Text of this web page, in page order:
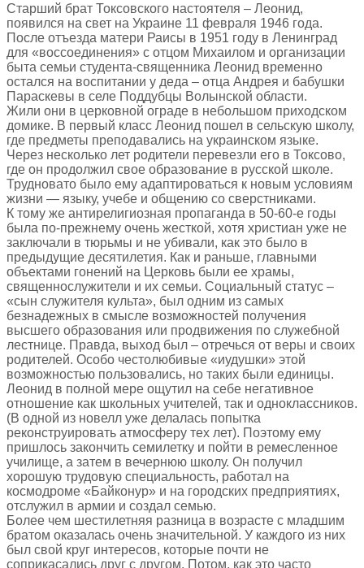
Старший брат Токсовского настоятеля – Леонид,
появился на свет на Украине 11 февраля 1946 года.
После отъезда матери Раисы в 1951 году в Ленинград
для «воссоединения» с отцом Михаилом и организации
быта семьи студента-священника Леонид временно
остался на воспитании у деда – отца Андрея и бабушки
Параскевы в селе Поддубцы Волынской области.
Жили они в церковной ограде в небольшом приходском
домике. В первый класс Леонид пошел в сельскую школу,
где предметы преподавались на украинском языке.
Через несколько лет родители перевезли его в Токсово,
где он продолжил свое образование в русской школе.
Трудновато было ему адаптироваться к новым условиям
жизни — языку, учебе и общению со сверстниками.
К тому же антирелигиозная пропаганда в 50-60-е годы
была по-прежнему очень жесткой, хотя христиан уже не
заключали в тюрьмы и не убивали, как это было в
предыдущие десятилетия. Как и раньше, главными
объектами гонений на Церковь были ее храмы,
священнослужители и их семьи. Социальный статус –
«сын служителя культа», был одним из самых
безнадежных в смысле возможностей получения
высшего образования или продвижения по служебной
лестнице. Правда, выход был – отречься от веры и своих
родителей. Особо честолюбивые «иудушки» этой
возможностью пользовались, но таких были единицы.
Леонид в полной мере ощутил на себе негативное
отношение как школьных учителей, так и одноклассников.
(В одной из новелл уже делалась попытка
реконструировать атмосферу тех лет). Поэтому ему
пришлось закончить семилетку и пойти в ремесленное
училище, а затем в вечернюю школу. Он получил
хорошую трудовую специальность, работал на
космодроме «Байконур» и на городских предприятиях,
отслужил в армии и создал семью.
Более чем шестилетняя разница в возрасте с младшим
братом оказалась очень значительной. У каждого из них
был свой круг интересов, которые почти не
соприкасались друг с другом. Потом, как это часто